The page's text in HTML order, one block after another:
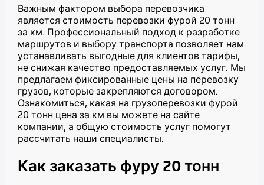
Важным фактором выбора перевозчика
является стоимость перевозки фурой 20 тонн
за км. Профессиональный подход к разработке
маршрутов и выбору транспорта позволяет нам
устанавливать выгодные для клиентов тарифы,
не снижая качество предоставляемых услуг. Мы
предлагаем фиксированные цены на перевозку
грузов, которые закрепляются договором.
Ознакомиться, какая на грузоперевозки фурой
20 тонн цена за км вы можете на сайте
компании, а общую стоимость услуг помогут
рассчитать наши специалисты.
Какзаказать фуру 20 тонн